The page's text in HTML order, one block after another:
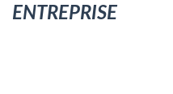
ENTREPRISE